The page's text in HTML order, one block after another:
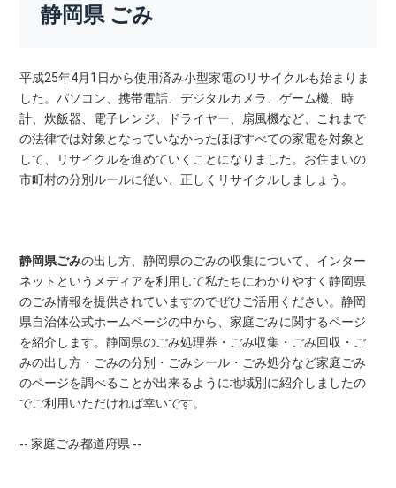
静岡県 ごみ
平成25年4月1日から使用済み小型家電のリサイクルも始まりま
した。パソコン、携帯電話、デジタルカメラ、ゲーム機、時
計、炊飯器、電子レンジ、ドライヤー、扇風機など、これまで
の法律では対象となっていなかったほぼすべての家電を対象と
して、リサイクルを進めていくことになりました。お住まいの
市町村の分別ルールに従い、正しくリサイクルしましょう。
静岡県ごみの出し方、静岡県のごみの収集について、インター
ネットというメディアを利用して私たちにわかりやすく静岡県
のごみ情報を提供されていますのでぜひご活用ください。静岡
県自治体公式ホームページの中から、家庭ごみに関するページ
を紹介します。静岡県のごみ処理券・ごみ収集・ごみ回収・ご
みの出し方・ごみの分別・ごみシール・ごみ処分など家庭ごみ
のページを調べることが出来るように地域別に紹介しましたの
でご利用いただければ幸いです。
-- 家庭ごみ都道府県 --